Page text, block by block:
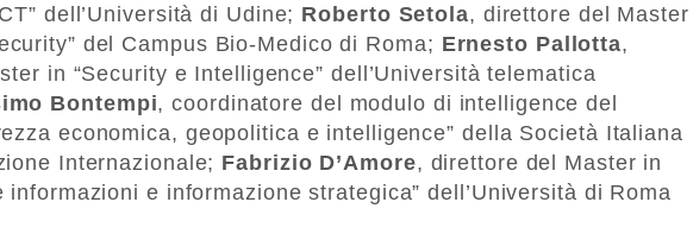
dell’Università di Udine; Roberto Setola, direttore del Master
del Campus Bio-Medico di Roma; Ernesto Pallotta,
in “Security e Intelligence” dell’Università telematica
Bontempi, coordinatore del modulo di intelligence del
economica, geopolitica e intelligence” della Società Italiana
Internazionale; Fabrizio D’Amore, direttore del Master in
informazioni e informazione strategica” dell’Università di Roma